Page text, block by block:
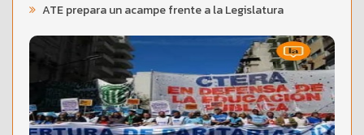
ATE prepara un acampe frente a la Legislatura